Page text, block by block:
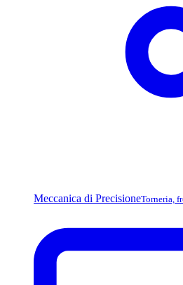
Meccanica di PrecisioneTorneria,